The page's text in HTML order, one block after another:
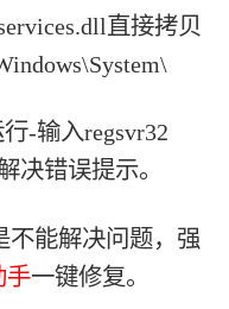
直接拷贝
-输入regsvr32
决错误提示。
不能解决问题，强
手一键修复。